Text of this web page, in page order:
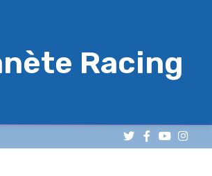
Racing